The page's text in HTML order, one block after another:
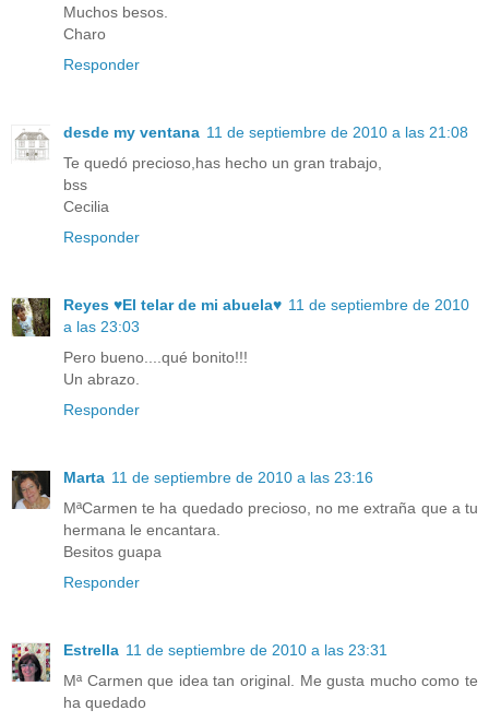
Muchos besos.
Charo
Responder
desde my ventana 11 de septiembre de 2010 a las 21:08
Te quedó precioso,has hecho un gran trabajo,
bss
Cecilia
Responder
Reyes ♥El telar de mi abuela♥ 11 de septiembre de 2010
a las 23:03
Pero bueno....qué bonito!!!
Un abrazo.
Responder
Marta 11 de septiembre de 2010 a las 23:16
MªCarmen te ha quedado precioso, no me extraña que a tu
hermana le encantara.
Besitos guapa
Responder
Estrella 11 de septiembre de 2010 a las 23:31
Mª Carmen que idea tan original. Me gusta mucho como te
ha quedado